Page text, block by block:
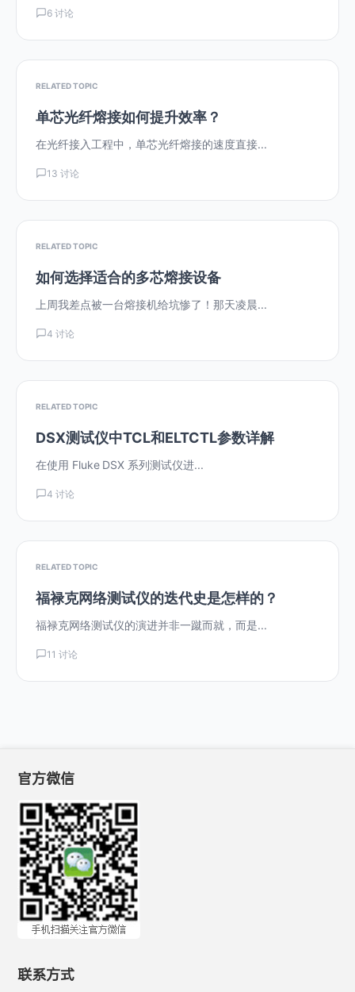
6 讨论
RELATED TOPIC
单芯光纤熔接如何提升效率？
在光纤接入工程中，单芯光纤熔接的速度直接...
13 讨论
RELATED TOPIC
如何选择适合的多芯熔接设备
上周我差点被一台熔接机给坑惨了！那天凌晨...
4 讨论
RELATED TOPIC
DSX测试仪中TCL和ELTCTL参数详解
在使用 Fluke DSX 系列测试仪进...
4 讨论
RELATED TOPIC
福禄克网络测试仪的迭代史是怎样的？
福禄克网络测试仪的演进并非一蹴而就，而是...
11 讨论
官方微信
联系方式